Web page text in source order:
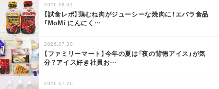
2026.08.01
【試食レポ】鶏むね肉がジューシーな焼肉に！エバラ食品
「MoMi にんにく …
2026.07.30
【ファミリーマート】今年の夏は「夜の背徳アイス」が気
分？アイス好き社員お…
2026.07.26